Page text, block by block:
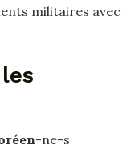
militaires avec
-ne-s